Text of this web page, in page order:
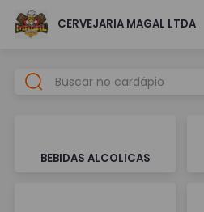
CERVEJARIA MAGAL LTDA
BEBIDAS ALCOLICAS